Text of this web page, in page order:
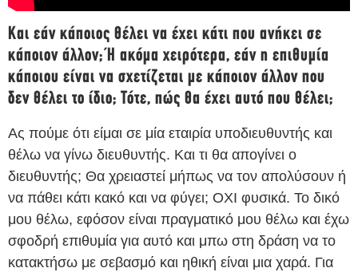
Και εάν κάποιος θέλει να έχει κάτι που ανήκει σε
κάποιον άλλον; Ή ακόμα χειρότερα, εάν η επιθυμία
κάποιου είναι να σχετίζεται με κάποιον άλλον που
δεν θέλει το ίδιο; Τότε, πώς θα έχει αυτό που θέλει;
Ας πούμε ότι είμαι σε μία εταιρία υποδιευθυντής και
θέλω να γίνω διευθυντής. Και τι θα απογίνει ο
διευθυντής; Θα χρειαστεί μήπως να τον απολύσουν ή
να πάθει κάτι κακό και να φύγει; ΟΧΙ φυσικά. Το δικό
μου θέλω, εφόσον είναι πραγματικό μου θέλω και έχω
σφοδρή επιθυμία για αυτό και μπω στη δράση να το
κατακτήσω με σεβασμό και ηθική είναι μια χαρά. Για